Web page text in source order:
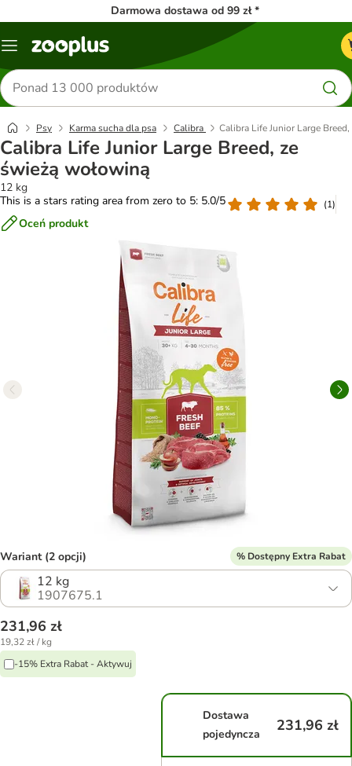
Darmowa dostawa od 99 zł *
Menu
Szukaj
produktów
Psy Karma sucha dla psa Calibra Calibra Life Junior Large
Calibra Life Junior Large Breed, ze
świeżą wołowiną
12 kg
This is a stars rating area from zero to 5: 5.0/5
(1)
Oceń produkt
Wariant (2 opcji) % Dostępny Extra Rabat
12 kg
1907675.1
231,96 zł
19,32 zł / kg
-15% Extra Rabat - Aktywuj
Dostawa
pojedyncza
231,96 zł